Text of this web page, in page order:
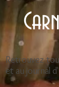
Retrouvez
et au journal